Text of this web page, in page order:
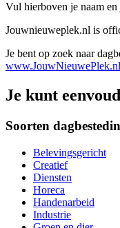
Vul hierboven je naam
Jouwnieuweplek.nl is
Je bent op zoek naar
www.JouwNieuwePlek.nl
Je kunt
Soorten
Belevingsgericht
Creatief
Diensten
Horeca
Handenarbeid
Industrie